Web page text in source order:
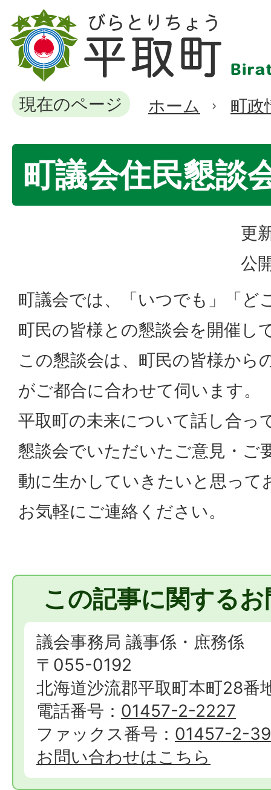
現在のページ ホーム 町政
町議会住民懇談
更
公
町議会では、「いつでも」「ど
町民の皆様との懇談会を開催し
この懇談会は、町民の皆様から
がご都合に合わせて伺います。
平取町の未来について話し合っ
懇談会でいただいたご意見・ご
動に生かしていきたいと思って
お気軽にご連絡ください。
この記事に関する
議会事務局 議事係・庶務係
〒055-0192
北海道沙流郡平取町本町28番
電話番号： 01457-2-2227
ファックス番号： 01457-2-
お問い合わせはこちら